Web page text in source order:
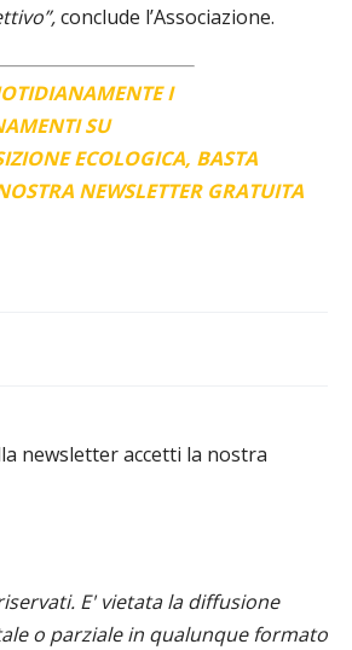
conclude l’Associazione.
I
SU
ECOLOGICA, BASTA
NEWSLETTER GRATUITA
newsletter accetti la nostra
E' vietata la diffusione
o parziale in qualunque formato